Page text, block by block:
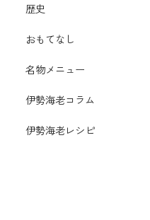
歴史
おもてなし
名物メニュー
伊勢海老コラム
伊勢海老レシピ